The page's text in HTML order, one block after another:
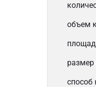
объем
способ